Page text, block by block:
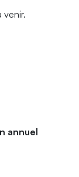
venir.
annuel